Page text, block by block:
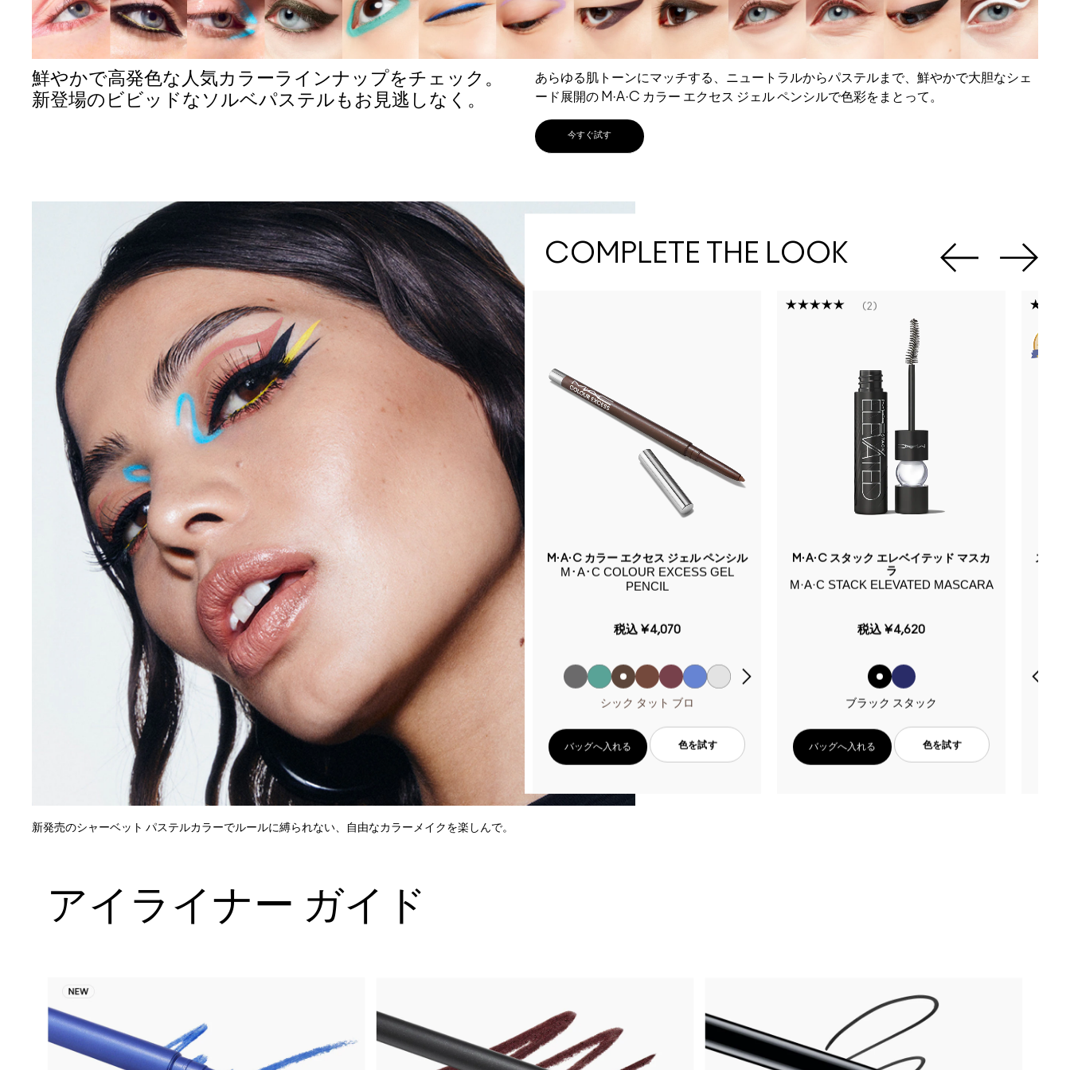
鮮やかで高発色な人気カラーラインナップをチェック。
新登場のビビッドなソルベパステルもお見逃しなく。
あらゆる肌トーンにマッチする、ニュートラルからパステルまで、鮮やかで大胆なシェ
ード展開の M·A·C カラー エクセス ジェル ペンシルで色彩をまとって。
今すぐ試す
COMPLETE THE LOOK
プロ ロックド ブロウ ジェル
MAC PRO LOCKED BROW GEL
税込¥3,630
クリア
バッグへ入れる
ハイパー リアル セラマイザー アイ
HYPER REAL SERUMIZERTM EYE
税込 ¥8,690
バッグへ入れる
M·A·C カラー エクセス ジェル ペンシル
M･A･C COLOUR EXCESS GEL
PENCIL
税込 ¥4,070
シック タット ブロ
バッグへ入れる 色を試す
2
M·A·C スタック エレベイテッド マスカ
ラ
M·A·C STACK ELEVATED MASCARA
税込 ¥4,620
ブラック スタック
バッグへ入れる 色を試す
スタ
新発売のシャーベット パステルカラーでルールに縛られない、自由なカラーメイクを楽しんで。
アイライナー ガイド